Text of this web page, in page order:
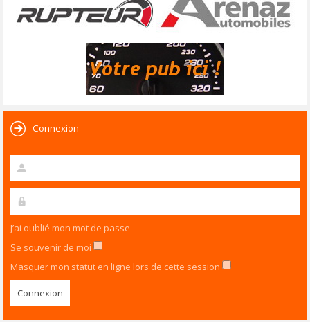
Connexion
J’ai oublié mon mot de passe
Se souvenir de moi
Masquer mon statut en ligne lors de cette session